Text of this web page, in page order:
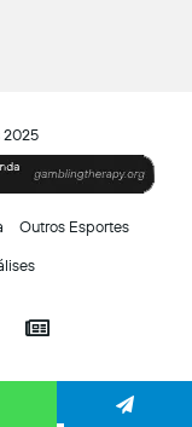
2025
Outros Esportes
TikTokSiga-
nos